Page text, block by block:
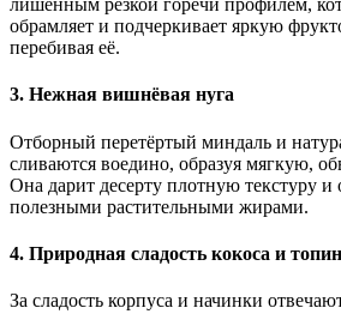
лишенным резкой горечи профилем,
обрамляет и подчеркивает яркую
перебивая её.
3. Нежная вишнёвая нуга
Отборный перетёртый миндаль и
сливаются воедино, образуя мягкую,
Она дарит десерту плотную текстуру и
полезными растительными жирами.
4. Природная сладость кокоса и
За сладость корпуса и начинки